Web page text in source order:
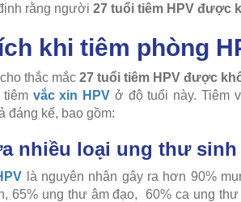
rằng người 27 tuổi tiêm HPV được
khi tiêm phòng
thắc mắc 27 tuổi tiêm HPV được
tiêm vắc xin HPV ở độ tuổi này. Tiêm
đáng kể, bao gồm:
nhiều loại ung thư
là nguyên nhân gây ra hơn 90%
65% ung thư âm đạo, 60% ca ung